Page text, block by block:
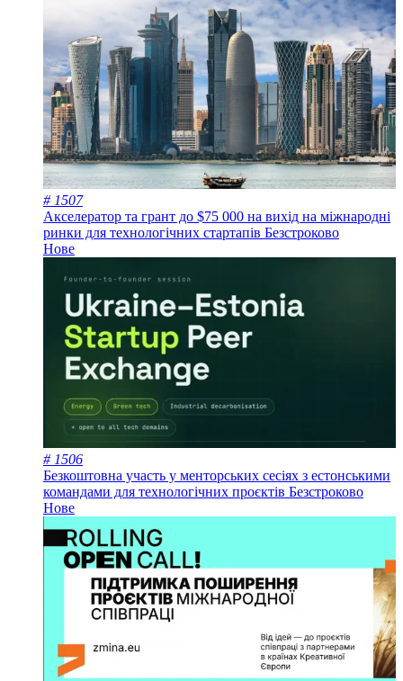
# 1507
Акселератор та грант до $75 000 на вихід на міжнародні
ринки для технологічних стартапів Безстроково
Нове
# 1506
Безкоштовна участь у менторських сесіях з естонськими
командами для технологічних проєктів Безстроково
Нове